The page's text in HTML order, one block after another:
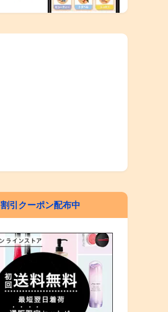
割引クーポン配布中